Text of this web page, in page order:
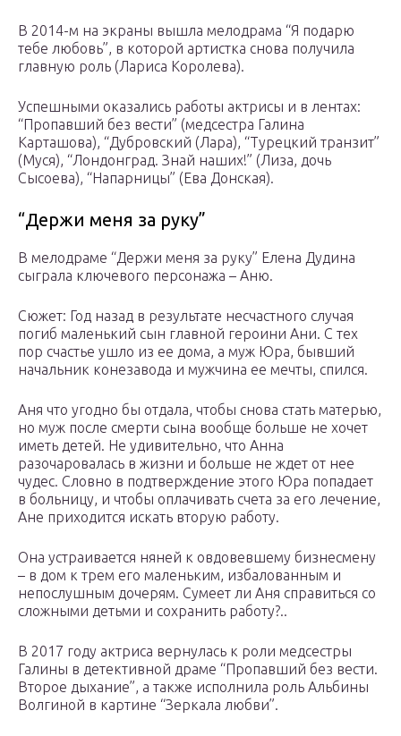
В 2014-м на экраны вышла мелодрама “Я подарю
тебе любовь”, в которой артистка снова получила
главную роль (Лариса Королева).
Успешными оказались работы актрисы и в лентах:
“Пропавший без вести” (медсестра Галина
Карташова), “Дубровский (Лара), “Турецкий транзит”
(Муся), “Лондонград. Знай наших!” (Лиза, дочь
Сысоева), “Напарницы” (Ева Донская).
“Держи меня за руку”
В мелодраме “Держи меня за руку” Елена Дудина
сыграла ключевого персонажа – Аню.
Сюжет: Год назад в результате несчастного случая
погиб маленький сын главной героини Ани. С тех
пор счастье ушло из ее дома, а муж Юра, бывший
начальник конезавода и мужчина ее мечты, спился.
Аня что угодно бы отдала, чтобы снова стать матерью,
но муж после смерти сына вообще больше не хочет
иметь детей. Не удивительно, что Анна
разочаровалась в жизни и больше не ждет от нее
чудес. Словно в подтверждение этого Юра попадает
в больницу, и чтобы оплачивать счета за его лечение,
Ане приходится искать вторую работу.
Она устраивается няней к овдовевшему бизнесмену
– в дом к трем его маленьким, избалованным и
непослушным дочерям. Сумеет ли Аня справиться со
сложными детьми и сохранить работу?..
В 2017 году актриса вернулась к роли медсестры
Галины в детективной драме “Пропавший без вести.
Второе дыхание”, а также исполнила роль Альбины
Волгиной в картине “Зеркала любви”.